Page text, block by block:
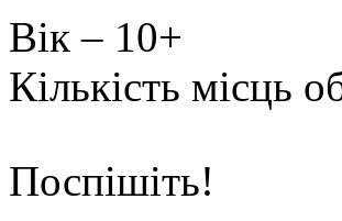
Вік – 10+
Кількість місць
Поспішіть!